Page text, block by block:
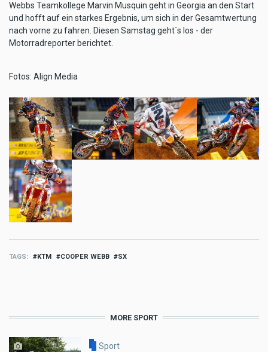
Webbs Teamkollege Marvin Musquin geht in Georgia an den Start
und hofft auf ein starkes Ergebnis, um sich in der Gesamtwertung
nach vorne zu fahren. Diesen Samstag geht´s los - der
Motorradreporter berichtet.
Fotos: Align Media
TAGS KTM COOPER WEBB SX
MORE SPORT
Sport